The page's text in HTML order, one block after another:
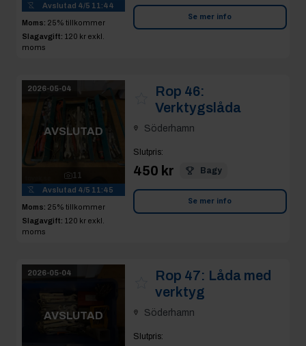
Avslutad 4/5 11:44
Moms: 25% tillkommer
Slagavgift: 120 kr exkl.
moms
Se mer info
2026-05-04
AVSLUTAD
11
Avslutad 4/5 11:45
Moms: 25% tillkommer
Slagavgift: 120 kr exkl.
moms
Rop 46:
Verktygslåda
Söderhamn
Slutpris:
450 kr Bagy
Se mer info
2026-05-04
AVSLUTAD
Rop 47: Låda med
verktyg
Söderhamn
Slutpris: